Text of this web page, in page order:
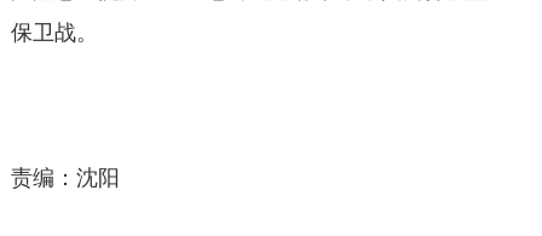
保卫战。
责编：沈阳